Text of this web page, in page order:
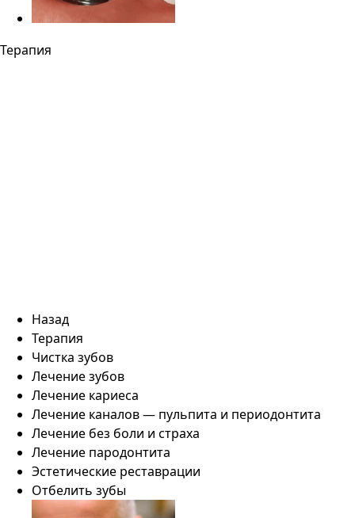
Терапия
Назад
Терапия
Чистка зубов
Лечение зубов
Лечение кариеса
Лечение каналов — пульпита и периодонтита
Лечение без боли и страха
Лечение пародонтита
Эстетические реставрации
Отбелить зубы